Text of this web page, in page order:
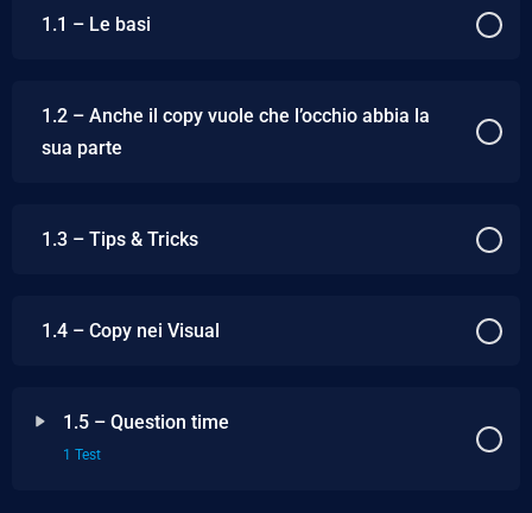
1.1 – Le basi
1.2 – Anche il copy vuole che l’occhio abbia la
sua parte
1.3 – Tips & Tricks
1.4 – Copy nei Visual
1.5 – Question time
1 Test